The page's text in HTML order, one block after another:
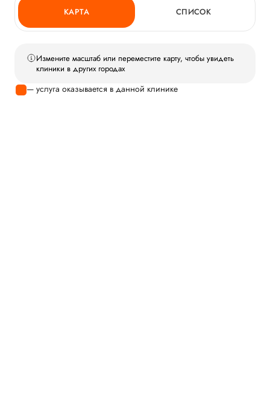
КАРТА СПИСОК
Измените масштаб или переместите карту, чтобы увидеть
клиники в других городах
— услуга оказывается в данной клинике